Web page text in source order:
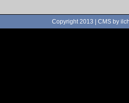
Copyright 2013 | CMS by